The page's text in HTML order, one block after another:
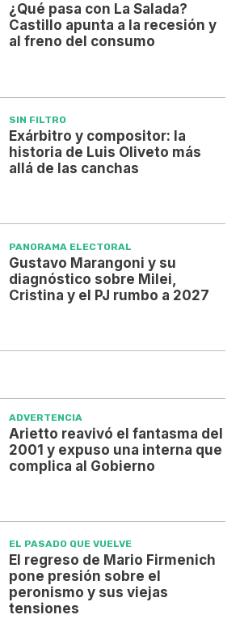
¿Qué pasa con La Salada?
Castillo apunta a la recesión y
al freno del consumo
SIN FILTRO
Exárbitro y compositor: la
historia de Luis Oliveto más
allá de las canchas
PANORAMA ELECTORAL
Gustavo Marangoni y su
diagnóstico sobre Milei,
Cristina y el PJ rumbo a 2027
ADVERTENCIA
Arietto reavivó el fantasma del
2001 y expuso una interna que
complica al Gobierno
EL PASADO QUE VUELVE
El regreso de Mario Firmenich
pone presión sobre el
peronismo y sus viejas
tensiones